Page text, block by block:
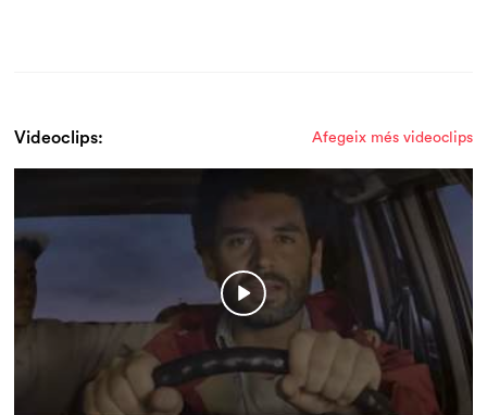
Videoclips: Afegeix més videoclips